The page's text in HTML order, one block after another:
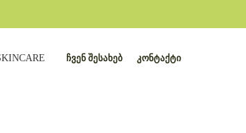
ᲩᲕᲔᲜ ᲨᲔᲡᲐᲮᲔᲑ ᲙᲝᲜᲢᲐᲥᲢᲘ